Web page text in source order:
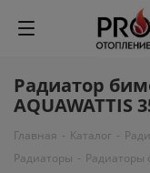
Радиатор
АQUAWATTIS
Главная - Каталог -
Радиаторы - Радиаторы